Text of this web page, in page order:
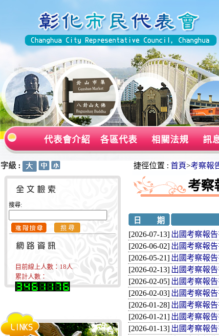
代表會介紹 各區代表 相關法規 訊
字級 :
搜尋:
目前線上人數： 18人
累計人數：
捷徑位置 : 首頁>考察報
考察
日 期
[2026-07-13] 出國考察報
[2026-06-02] 出國考察報
[2026-05-21] 出國考察報
[2026-02-13] 出國考察報
[2026-02-05] 出國考察報
[2026-02-03] 出國考察報
[2026-01-28] 出國考察報
[2026-01-21] 出國考察報
[2026-01-13] 出國考察報